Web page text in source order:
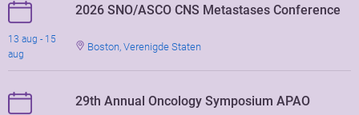
2026 SNO/ASCO CNS Metastases Conference
13 aug - 15
aug
Boston, Verenigde Staten
29th Annual Oncology Symposium APAO